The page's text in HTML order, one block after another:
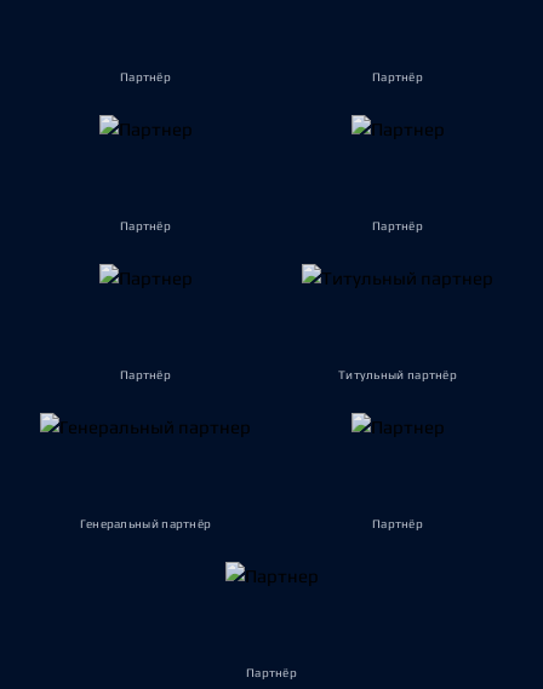
Партнёр Партнёр
Партнёр Партнёр
Партнёр Титульный партнёр
Генеральный партнёр Партнёр
Партнёр